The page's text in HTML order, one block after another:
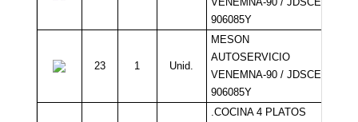
906085Y
23 1 Unid.
MESON
AUTOSERVICIO
VENEMNA-90 / JDSCE-
906085Y
.COCINA 4 PLATOS